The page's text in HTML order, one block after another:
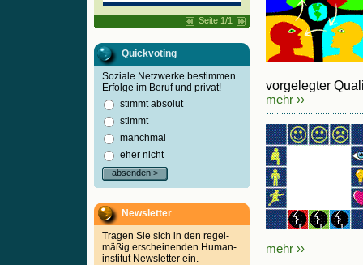
Seite 1/1
Quickvoting
Soziale Netzwerke bestimmen
Erfolge im Beruf und privat!
stimmt absolut
stimmt
manchmal
eher nicht
absenden >
Newsletter
Tragen Sie sich in den regel-
mäßig erscheinenden Human-
institut Newsletter ein.
vorgelegter
mehr ››
mehr ››